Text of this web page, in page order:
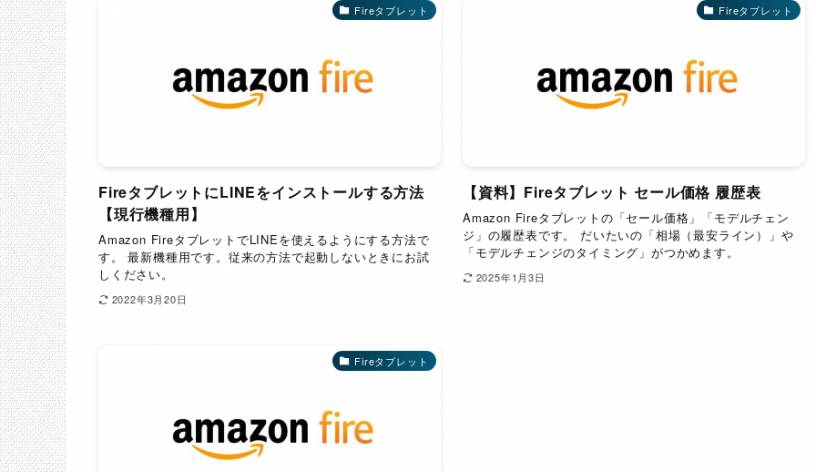
Fireタブレット
FireタブレットにLINEをインストールする方法
【現行機種用】
Amazon FireタブレットでLINEを使えるようにする方法で
す。 最新機種用です。従来の方法で起動しないときにお試
しください。
2022年3月20日
Fireタブレット
【資料】Fireタブレット セール価格 履歴表
Amazon Fireタブレットの「セール価格」「モデルチェン
ジ」の履歴表です。 だいたいの「相場（最安ライン）」や
「モデルチェンジのタイミング」がつかめます。
2025年1月3日
Fireタブレット